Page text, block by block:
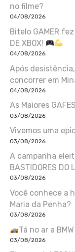
no filme?
04/08/2026
Bitelo GAMER
DE XBOX!
04/08/2026
Após
concorrer em
04/08/2026
As Maiores
03/08/2026
Vivemos uma
03/08/2026
A campanha
BASTIDORES DO
03/08/2026
Você conhece a
Maria da Penha?
03/08/2026
Tá no ar a
03/08/2026